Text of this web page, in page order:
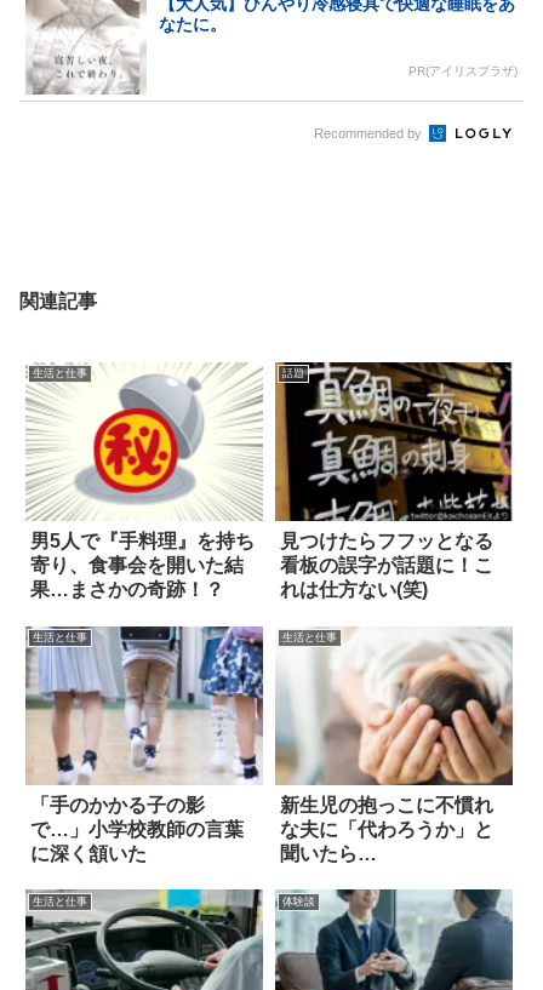
【大人気】ひんやり冷感寝具で快適な睡眠をあ
なたに。
PR(アイリスプラザ)
Recommended by
関連記事
生活と仕事
男5人で『手料理』を持ち
寄り、食事会を開いた結
果…まさかの奇跡！？
話題
見つけたらフフッとなる
看板の誤字が話題に！こ
れは仕方ない(笑)
生活と仕事
「手のかかる子の影
で…」小学校教師の言葉
に深く頷いた
生活と仕事
新生児の抱っこに不慣れ
な夫に「代わろうか」と
聞いたら…
生活と仕事 体験談